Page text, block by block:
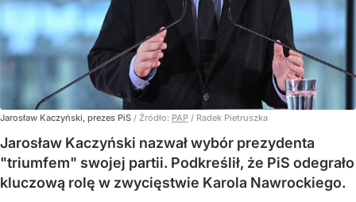
Jarosław Kaczyński, prezes PiS / Źródło: PAP / Radek Pietruszka
Jarosław Kaczyński nazwał wybór prezydenta
"triumfem" swojej partii. Podkreślił, że PiS odegrało
kluczową rolę w zwycięstwie Karola Nawrockiego.